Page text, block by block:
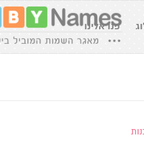
פנו אלינו